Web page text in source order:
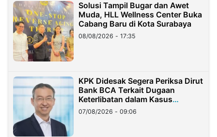
Solusi Tampil Bugar dan Awet
Muda, HLL Wellness Center Buka
Cabang Baru di Kota Surabaya
08/08/2026 - 17:35
KPK Didesak Segera Periksa Dirut
Bank BCA Terkait Dugaan
Keterlibatan dalam Kasus
Hilangnya Dana Nasabah Rp2,58
Miliar
07/08/2026 - 09:06